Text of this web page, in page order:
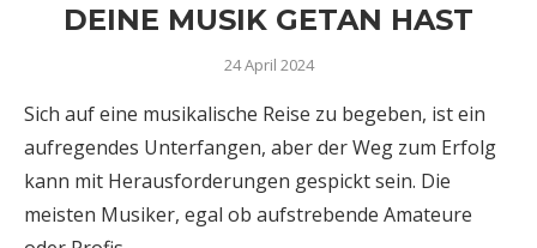
DEINE MUSIK GETAN HAST
24 April 2024
Sich auf eine musikalische Reise zu begeben, ist ein
aufregendes Unterfangen, aber der Weg zum Erfolg
kann mit Herausforderungen gespickt sein. Die
meisten Musiker, egal ob aufstrebende Amateure